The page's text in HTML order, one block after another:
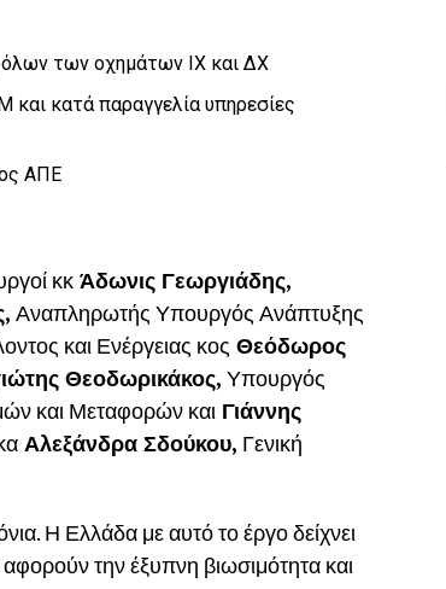
όλων των οχημάτων ΙΧ και ΔΧ
κατά παραγγελία υπηρεσίες
ΑΠΕ
κκ Άδωνις Γεωργιάδης,
Αναπληρωτής Υπουργός Ανάπτυξης
και Ενέργειας κος Θεόδωρος
Θεοδωρικάκος, Υπουργός
και Μεταφορών και Γιάννης
Αλεξάνδρα Σδούκου, Γενική
Η Ελλάδα με αυτό το έργο δείχνει
την έξυπνη βιωσιμότητα και